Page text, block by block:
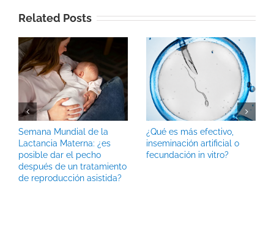
Related Posts
Semana Mundial de la
Lactancia Materna: ¿es
posible dar el pecho
después de un tratamiento
de reproducción asistida?
¿Qué es más efectivo,
inseminación artificial o
fecundación in vitro?